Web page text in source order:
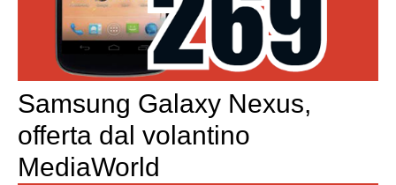
Samsung Galaxy Nexus,
offerta dal volantino
MediaWorld